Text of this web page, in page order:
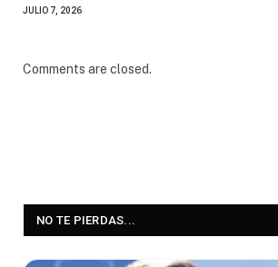
JULIO 7, 2026
Comments are closed.
NO TE PIERDAS...